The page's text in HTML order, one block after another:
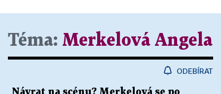
Téma: Merkelová Angela
ODEBÍRAT
Návrat na scénu? Merkelová se po